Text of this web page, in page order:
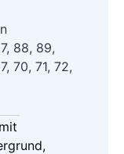
88, 89,
70, 71, 72,